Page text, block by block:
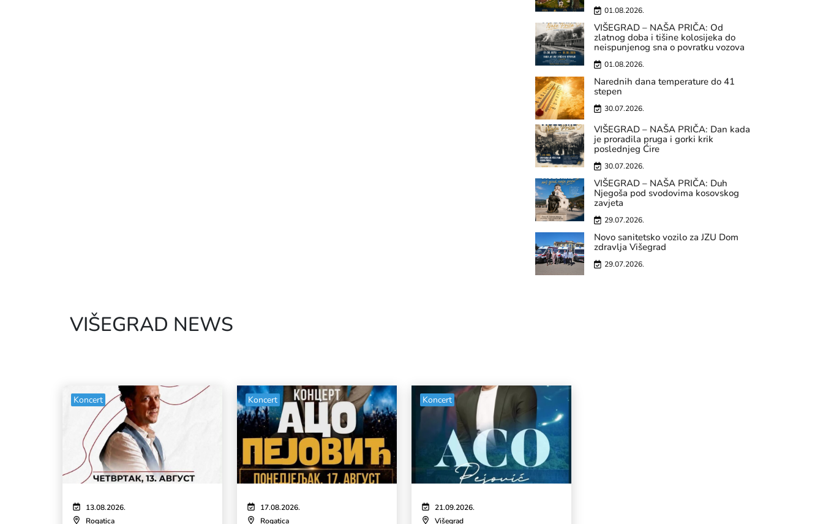
01.08.2026.
VIŠEGRAD – NAŠA PRIČA: Od
zlatnog doba i tišine kolosijeka do
neispunjenog sna o povratku vozova
01.08.2026.
Narednih dana temperature do 41
stepen
30.07.2026.
VIŠEGRAD – NAŠA PRIČA: Dan kada
je proradila pruga i gorki krik
poslednjeg Ćire
30.07.2026.
VIŠEGRAD – NAŠA PRIČA: Duh
Njegoša pod svodovima kosovskog
zavjeta
29.07.2026.
Novo sanitetsko vozilo za JZU Dom
zdravlja Višegrad
29.07.2026.
VIŠEGRAD NEWS
Koncert
13.08.2026.
Rogatica
Koncert
17.08.2026.
Rogatica
Koncert
21.09.2026.
Višegrad